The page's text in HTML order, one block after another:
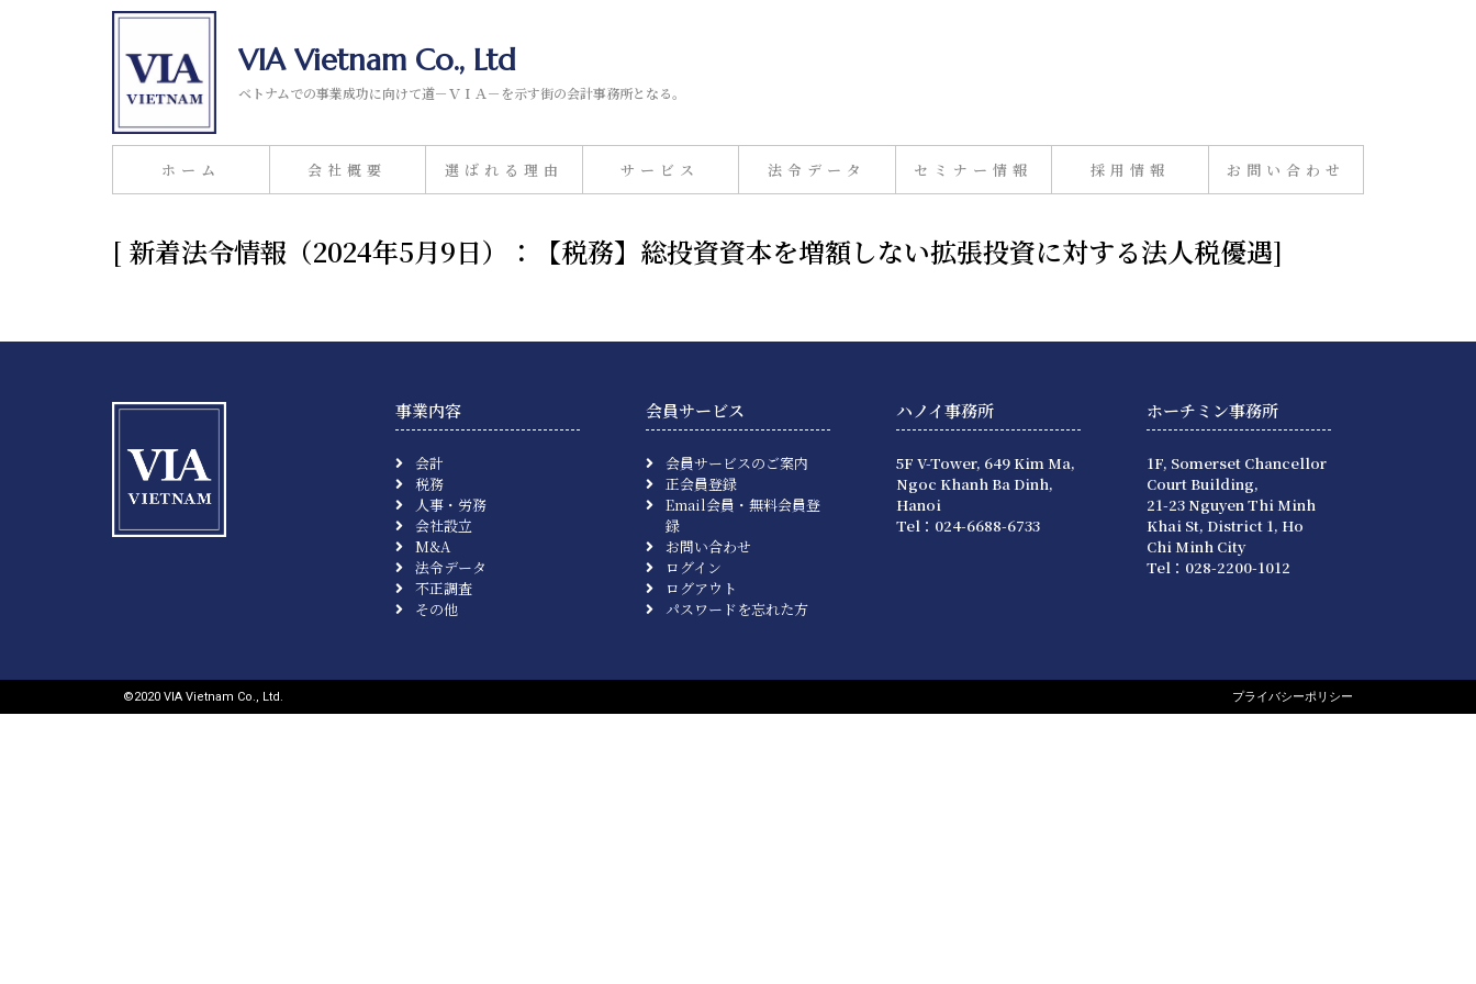
VIA Vietnam Co., Ltd
ベトナムでの事業成功に向けて道－ＶＩＡ－を示す街の会計事務所となる。
ホーム 会社概要 選ばれる理由 サービス 法令データ セミナー情報 採用情報 お問い合わせ
[ 新着法令情報（2024年5月9日）：【税務】総投資資本を増額しない拡張投資に対する法人税優遇]
事業内容
会計
税務
人事・労務
会社設立
M&A
法令データ
不正調査
その他
会員サービス
会員サービスのご案内
正会員登録
Email会員・無料会員登
録
お問い合わせ
ログイン
ログアウト
パスワードを忘れた方
ハノイ事務所
5F V-Tower, 649 Kim Ma,
Ngoc Khanh Ba Dinh,
Hanoi
Tel：024-6688-6733
ホーチミン事務所
1F, Somerset Chancellor
Court Building,
21-23 Nguyen Thi Minh
Khai St, District 1, Ho
Chi Minh City
Tel：028-2200-1012
©︎2020 VIA Vietnam Co., Ltd. プライバシーポリシー